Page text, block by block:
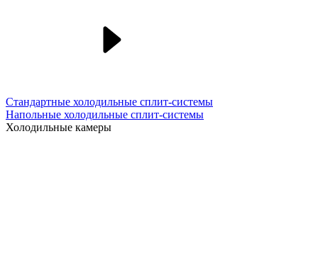
Стандартные холодильные сплит-системы
Напольные холодильные сплит-системы
Холодильные камеры